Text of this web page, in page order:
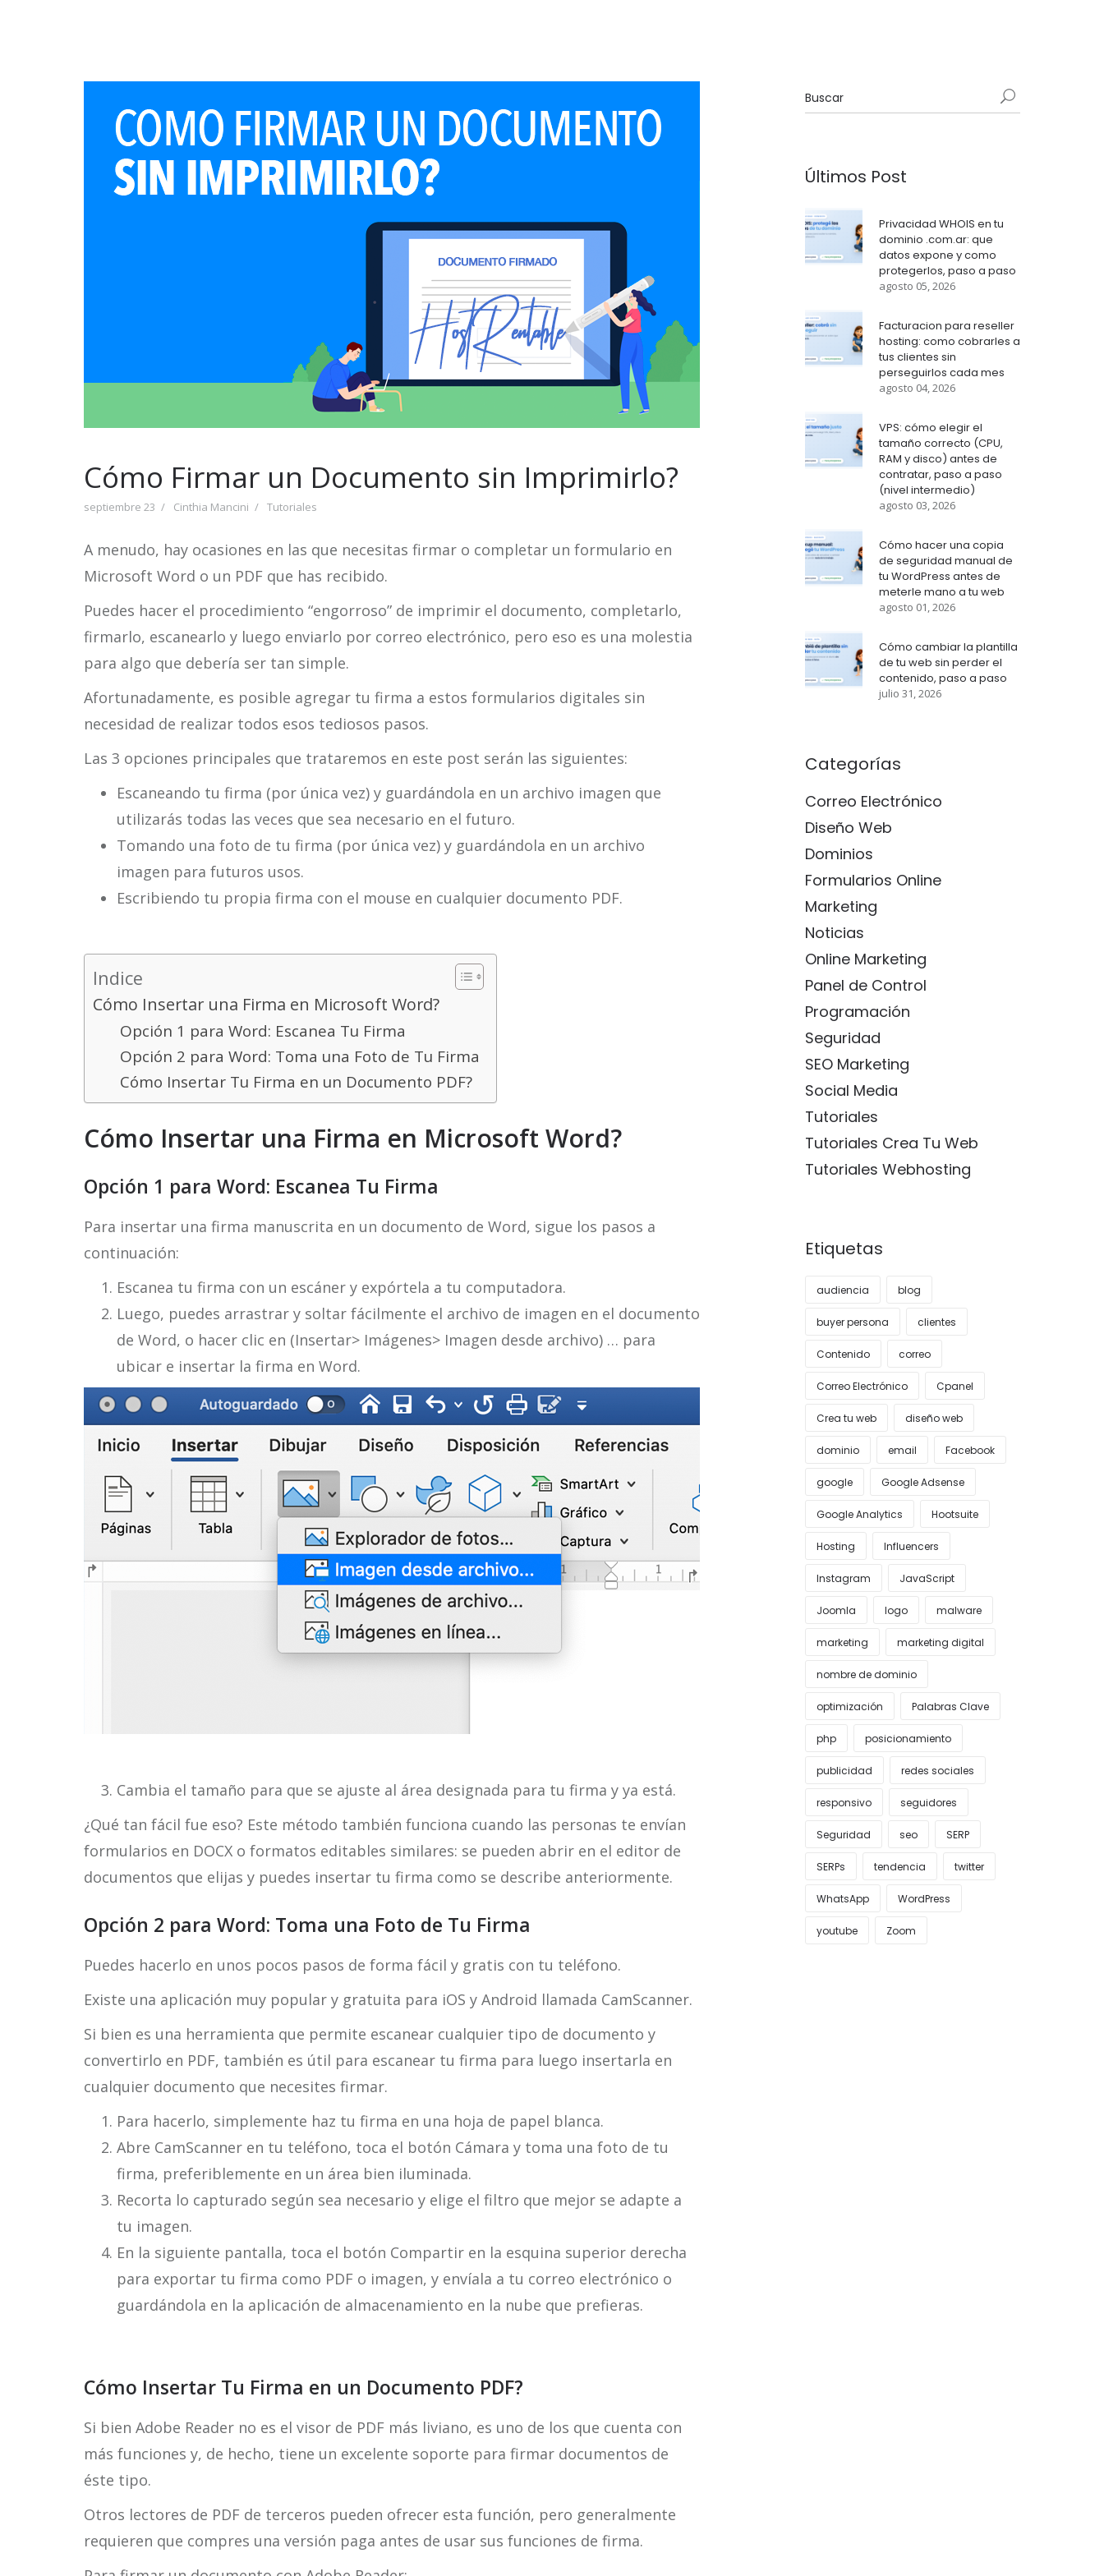
Cómo Firmar un Documento sin Imprimirlo?
septiembre 23 Cinthia Mancini Tutoriales
A menudo, hay ocasiones en las que necesitas firmar o completar un formulario en
Microsoft Word o un PDF que has recibido.
Puedes hacer el procedimiento “engorroso” de imprimir el documento, completarlo,
firmarlo, escanearlo y luego enviarlo por correo electrónico, pero eso es una molestia
para algo que debería ser tan simple.
Afortunadamente, es posible agregar tu firma a estos formularios digitales sin
necesidad de realizar todos esos tediosos pasos.
Las 3 opciones principales que trataremos en este post serán las siguientes:
Escaneando tu firma (por única vez) y guardándola en un archivo imagen que
utilizarás todas las veces que sea necesario en el futuro.
Tomando una foto de tu firma (por única vez) y guardándola en un archivo
imagen para futuros usos.
Escribiendo tu propia firma con el mouse en cualquier documento PDF.
Indice
Cómo Insertar una Firma en Microsoft Word?
Opción 1 para Word: Escanea Tu Firma
Opción 2 para Word: Toma una Foto de Tu Firma
Cómo Insertar Tu Firma en un Documento PDF?
Cómo Insertar una Firma en Microsoft Word?
Opción 1 para Word: Escanea Tu Firma
Para insertar una firma manuscrita en un documento de Word, sigue los pasos a
continuación:
Escanea tu firma con un escáner y expórtela a tu computadora.
Luego, puedes arrastrar y soltar fácilmente el archivo de imagen en el documento
de Word, o hacer clic en (Insertar> Imágenes> Imagen desde archivo) … para
ubicar e insertar la firma en Word.
Cambia el tamaño para que se ajuste al área designada para tu firma y ya está.
¿Qué tan fácil fue eso? Este método también funciona cuando las personas te envían
formularios en DOCX o formatos editables similares: se pueden abrir en el editor de
documentos que elijas y puedes insertar tu firma como se describe anteriormente.
Opción 2 para Word: Toma una Foto de Tu Firma
Puedes hacerlo en unos pocos pasos de forma fácil y gratis con tu teléfono.
Existe una aplicación muy popular y gratuita para iOS y Android llamada CamScanner.
Si bien es una herramienta que permite escanear cualquier tipo de documento y
convertirlo en PDF, también es útil para escanear tu firma para luego insertarla en
cualquier documento que necesites firmar.
Para hacerlo, simplemente haz tu firma en una hoja de papel blanca.
Abre CamScanner en tu teléfono, toca el botón Cámara y toma una foto de tu
firma, preferiblemente en un área bien iluminada.
Recorta lo capturado según sea necesario y elige el filtro que mejor se adapte a
tu imagen.
En la siguiente pantalla, toca el botón Compartir en la esquina superior derecha
para exportar tu firma como PDF o imagen, y envíala a tu correo electrónico o
guardándola en la aplicación de almacenamiento en la nube que prefieras.
Cómo Insertar Tu Firma en un Documento PDF?
Si bien Adobe Reader no es el visor de PDF más liviano, es uno de los que cuenta con
más funciones y, de hecho, tiene un excelente soporte para firmar documentos de
éste tipo.
Otros lectores de PDF de terceros pueden ofrecer esta función, pero generalmente
requieren que compres una versión paga antes de usar sus funciones de firma.
Últimos Post
Privacidad WHOIS en tu
dominio .com.ar: que
datos expone y como
protegerlos, paso a paso
agosto 05, 2026
Facturacion para reseller
hosting: como cobrarles a
tus clientes sin
perseguirlos cada mes
agosto 04, 2026
VPS: cómo elegir el
tamaño correcto (CPU,
RAM y disco) antes de
contratar, paso a paso
(nivel intermedio)
agosto 03, 2026
Cómo hacer una copia
de seguridad manual de
tu WordPress antes de
meterle mano a tu web
agosto 01, 2026
Cómo cambiar la plantilla
de tu web sin perder el
contenido, paso a paso
julio 31, 2026
Categorías
Correo Electrónico
Diseño Web
Dominios
Formularios Online
Marketing
Noticias
Online Marketing
Panel de Control
Programación
Seguridad
SEO Marketing
Social Media
Tutoriales
Tutoriales Crea Tu Web
Tutoriales Webhosting
Etiquetas
audiencia blog
buyer persona clientes
Contenido correo
Correo Electrónico Cpanel
Crea tu web diseño web
dominio email Facebook
google Google Adsense
Google Analytics Hootsuite
Hosting Influencers
Instagram JavaScript
Joomla logo malware
marketing marketing digital
nombre de dominio
optimización Palabras Clave
php posicionamiento
publicidad redes sociales
responsivo seguidores
Seguridad seo SERP
SERPs tendencia twitter
WhatsApp WordPress
youtube Zoom